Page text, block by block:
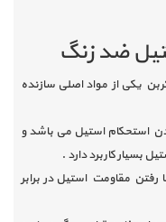
ضد زنگ
یکی از مواد اصلی سازنده
استحکام استیل می باشد و
کاربرد دارد .
رفتن مقاومت استیل در برابر